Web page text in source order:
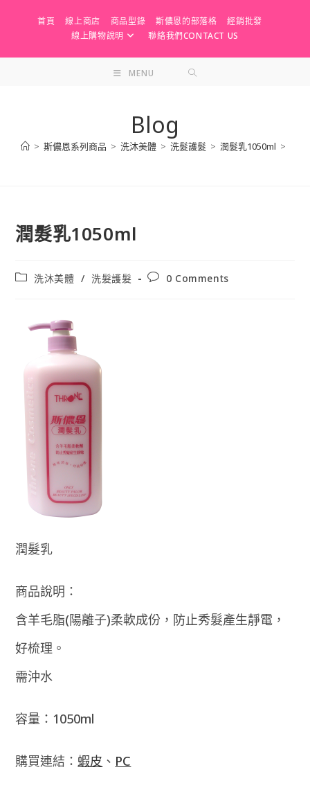
content
首頁 線上商店 商品型錄 斯儂恩的部落格
經銷批發
線上購物說明
聯絡我們CONTACT US
MENU
Blog
> 斯儂恩系列商品 > 洗沐美體 > 洗髮護髮 > 潤髮乳1050ml >
潤髮乳1050ml
Post洗沐美體 / 洗髮護髮
Post0 Comments
潤髮乳
商品說明：
含羊毛脂(陽離子)柔軟成份，防止秀髮產生靜電，
好梳理。
需沖水
容量：1050ml
購買連結：蝦皮 、 PC